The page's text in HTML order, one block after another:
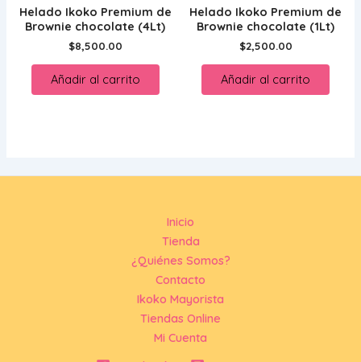
Helado Ikoko Premium de
Brownie chocolate (4Lt)
$8,500.00
Añadir al carrito
Helado Ikoko Premium de
Brownie chocolate (1Lt)
$2,500.00
Añadir al carrito
Inicio
Tienda
¿Quiénes Somos?
Contacto
Ikoko Mayorista
Tiendas Online
Mi Cuenta